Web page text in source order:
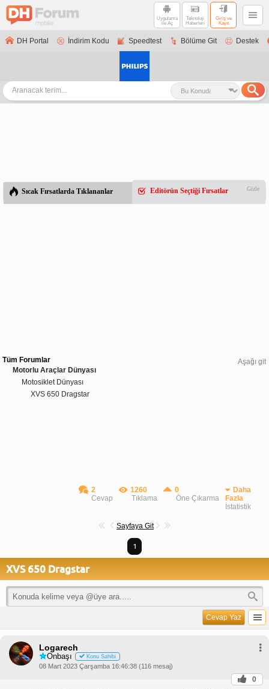
Uygulama
ile Aç
Teknoloji
Haberleri
Giriş ve
Kayıt
DH Portal İndirim Kodu Speedtest Bölüme Git Destek
Sıcak Fırsatlarda Tıklananlar Editörün Seçtiği Fırsatlar Gizle
Aşağı git
Tüm Forumlar
Motorlu Araçlar Dünyası
Motosiklet Dünyası
XVS 650 Dragstar
2
Cevap
1260
Tıklama
0
Öne Çıkarma
Daha
Fazla
İstatistik
Sayfaya Git
1
XVS 650 Dragstar
Cevap Yaz
Logarech
Onbaşı Konu Sahibi
08 Mart 2023 Çarşamba 16:46:38 (116 mesaj)
0